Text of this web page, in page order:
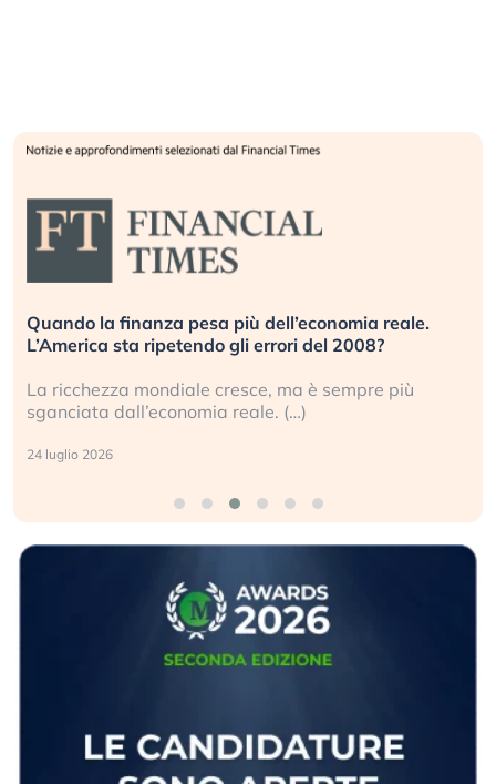
Quando la finanza pesa più dell’economia reale.
L’America sta ripetendo gli errori del 2008?
La ricchezza mondiale cresce, ma è sempre più
sganciata dall’economia reale. (…)
24 luglio 2026